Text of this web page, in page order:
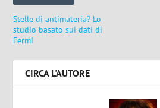
Stelle di antimateria? Lo
studio basato sui dati di
Fermi
CIRCA L'AUTORE